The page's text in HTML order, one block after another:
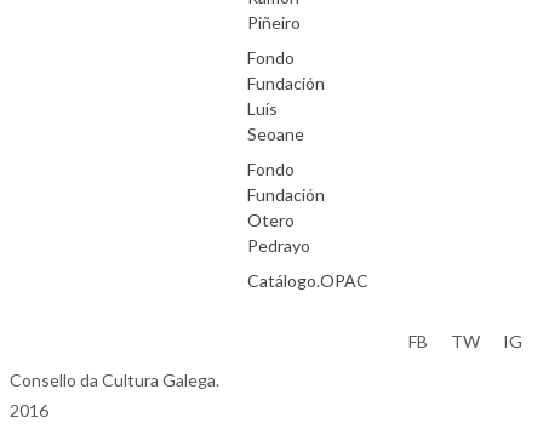
Piñeiro
Fondo
Fundación
Luís
Seoane
Fondo
Fundación
Otero
Pedrayo
Catálogo.OPAC
Consello da Cultura Galega.
2016
FB TW IG